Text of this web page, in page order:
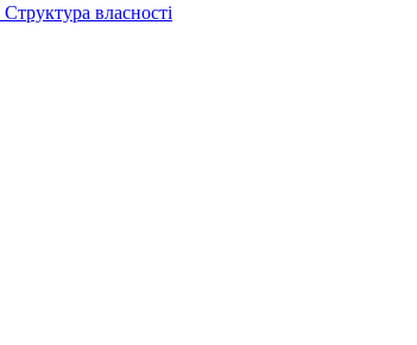
Структура власності